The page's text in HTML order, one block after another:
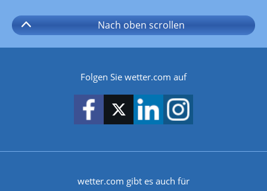
Nach oben scrollen
Folgen Sie wetter.com auf
wetter.com gibt es auch für